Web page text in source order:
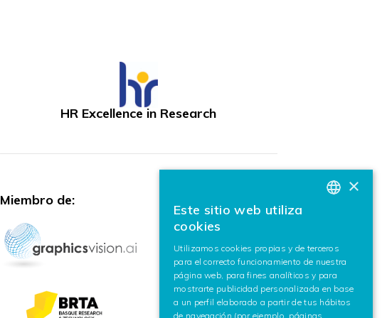
HR Excellence in Research
Miembro de:
ENGLISH
×
Este sitio web utiliza
cookies
Utilizamos cookies propias y de terceros
para el correcto funcionamiento de nuestra
página web, para fines analíticos y para
mostrarte publicidad personalizada en base
a un perfil elaborado a partir de tus hábitos
de navegación (por ejemplo, páginas